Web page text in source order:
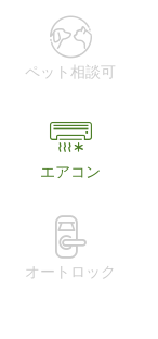
ペット相談可
エアコン
オートロック